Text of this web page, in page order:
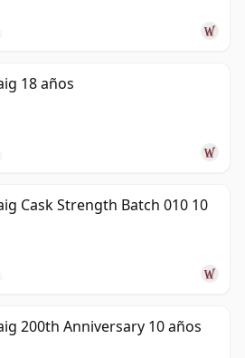
18 años
Cask Strength Batch 010 10
200th Anniversary 10 años